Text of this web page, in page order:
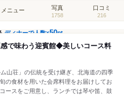
メニュー 写真
1758
口コミ
216
ディナーで人数×50pt
で味わう迎賓館◆美しいコース料
山荘」の伝統を受け継ぎ、北海道の四季
の食材を用いた会席料理をお届けしてお
ースをご用意し、ランチでは琴や笛、鼓